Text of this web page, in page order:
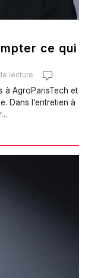
ce qui
lecture
à AgroParisTech et
Dans l’entretien à